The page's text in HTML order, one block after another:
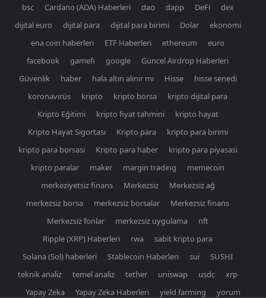
bsc
Cardano (ADA) Haberleri dao dapp DeFi
dex
dijital euro
dijital para dijital para birimi Dolar
ekonomi
ena coin haberleri
ETF Haberleri ethereum
euro
facebook
gamefi google
Güncel Airdrop Haberleri
Güvenlik
haber hala altın alınır mı Hisse
hisse senedi
koronavirüs
kripto kripto borsa
kripto dijital para
Kripto Eğitimi
kripto fiyat tahmini
kripto hayat
Kripto Hayat Sigortası
Kripto para
kripto para birimi
kripto para borsasi
Kripto para haber
kripto para piyasasi
kripto paralar
maker margin trading
memecoin
merkeziyetsiz finans
Merkezsiz
Merkezsiz ağ
merkezsiz borsa
merkezsiz borsalar
Merkezsiz finans
Merkezsiz fonlar
merkezsiz uygulama
nft
Ripple (XRP) Haberleri
rwa
sabit kripto para
Solana (Sol) haberleri
Stablecoin Haberleri sui
SUSHI
teknik analiz
temel analiz tether uniswap usdc
xrp
Yapay Zeka
Yapay Zeka Haberleri yield farming yorum